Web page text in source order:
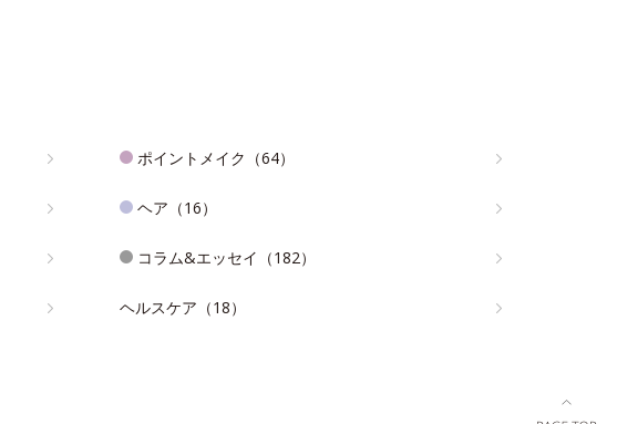
ポイントメイク（64）
ヘア（16）
コラム&エッセイ（182）
ヘルスケア（18）